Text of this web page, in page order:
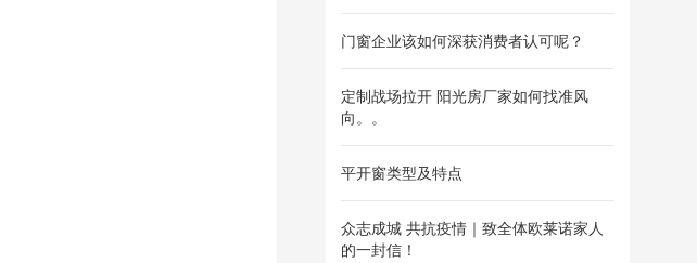
门窗企业该如何深获消费者认可呢？
定制战场拉开 阳光房厂家如何找准风
向。。
平开窗类型及特点
众志成城 共抗疫情｜致全体欧莱诺家人
的一封信！